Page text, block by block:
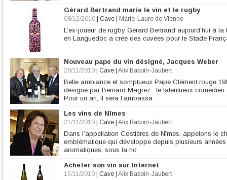
Gérard Bertrand marie le vin et le rugby
08/12/2010 Cave Marie-Laure de Vienne
L’ex-joueur de rugby Gérard Bertrand aujourd’hui à
en Languedoc a créé des cuvées pour le Stade
Nouveau pape du vin désigné, Jacques Weber
28/11/2010 Cave Alix Baboin-Jaubert
Belle ambiance et somptueux Pape Clément rouge
désigné par Bernard Magrez : le talentueux comédien
Pour un an, il sera l’ambassa
Les vins de Nïmes
21/11/2010 Cave Alix Baboin-Jaubert
Dans l’appellation Costières de Nîmes, appelons le
emblématique qui développe depuis plusieurs
aromatiques, sous la ho
Acheter son vin sur Internet
15/11/2010 Cave Alix Baboin-Jaubert